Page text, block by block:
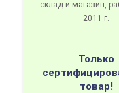
склад и магазин,
2011 г.
Только
товар!